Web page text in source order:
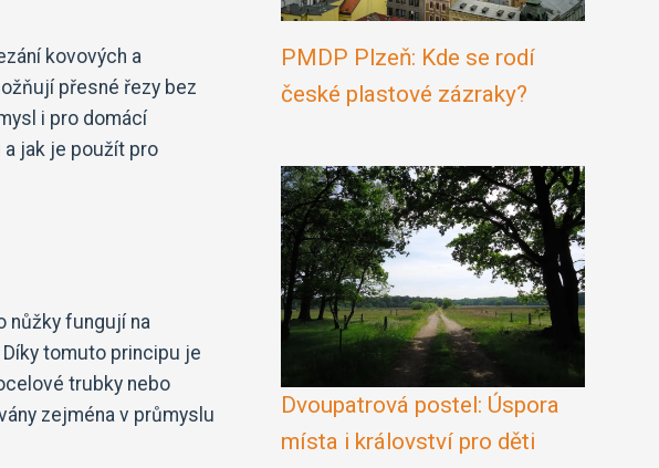
kovových a
přesné řezy bez
i pro domácí
jak je použít pro
nůžky fungují na
tomuto principu je
trubky nebo
zejména v průmyslu
PMDP Plzeň: Kde se rodí
české plastové zázraky?
Dvoupatrová postel: Úspora
místa i království pro děti